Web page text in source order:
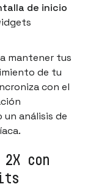
de inicio
mantener tus
de tu
con el
un análisis de
2X con